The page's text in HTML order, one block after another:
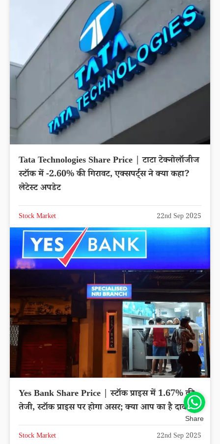
Tata Technologies Share Price | टाटा टेक्नोलॉजीज
स्टॉक में -2.60% की गिरावट, एक्सपर्ट्स ने क्या कहा?
लेटेस्ट अपडेट
Stock Market 22nd Sep 2025
Yes Bank Share Price | स्टॉक प्राइस में 1.67% की
तेजी, स्टॉक प्राइस पर होगा असर; क्या आप का है दाव?
Stock Market 22nd Sep 2025
Share